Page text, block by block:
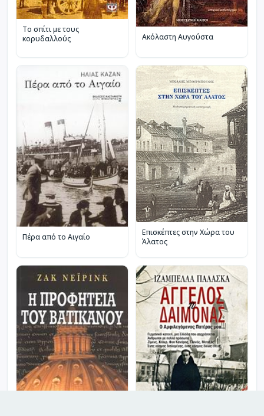
Το σπίτι με τους
κορυδαλλούς
Ακόλαστη Αυγούστα
Πέρα από το Αιγαίο
Επισκέπτες στην Χώρα του
Άλατος